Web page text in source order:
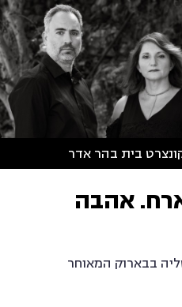
בית בהר אדר
אהבה
בבארוק המאוחר